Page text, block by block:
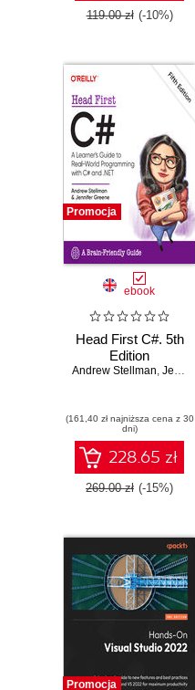
119.00 zł (-10%)
Promocja
ebook
Head First C#. 5th
Edition
Andrew Stellman, Jennifer Greene
(161,40 zł najniższa cena z 30
dni)
228.65 zł
269.00 zł (-15%)
Promocja